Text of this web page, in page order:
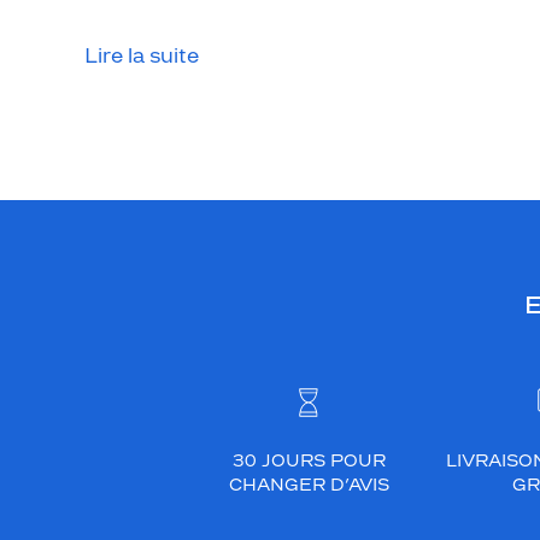
Lire la suite
30 JOURS POUR
CHANGER D’AVIS